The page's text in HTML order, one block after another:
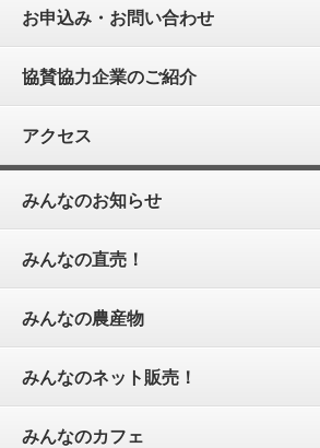
お申込み・お問い合わせ
協賛協力企業のご紹介
アクセス
みんなのお知らせ
みんなの直売！
みんなの農産物
みんなのネット販売！
みんなのカフェ